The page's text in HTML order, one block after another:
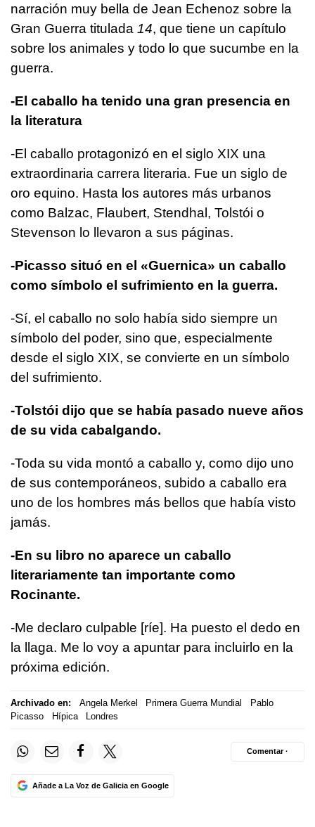
narración muy bella de Jean Echenoz sobre la
Gran Guerra titulada 14, que tiene un capítulo
sobre los animales y todo lo que sucumbe en la
guerra.
-El caballo ha tenido una gran presencia en
la literatura
-El caballo protagonizó en el siglo XIX una
extraordinaria carrera literaria. Fue un siglo de
oro equino. Hasta los autores más urbanos
como Balzac, Flaubert, Stendhal, Tolstói o
Stevenson lo llevaron a sus páginas.
-Picasso situó en el «Guernica» un caballo
como símbolo el sufrimiento en la guerra.
-Sí, el caballo no solo había sido siempre un
símbolo del poder, sino que, especialmente
desde el siglo XIX, se convierte en un símbolo
del sufrimiento.
-Tolstói dijo que se había pasado nueve años
de su vida cabalgando.
-Toda su vida montó a caballo y, como dijo uno
de sus contemporáneos, subido a caballo era
uno de los hombres más bellos que había visto
jamás.
-En su libro no aparece un caballo
literariamente tan importante como
Rocinante.
-Me declaro culpable [ríe]. Ha puesto el dedo en
la llaga. Me lo voy a apuntar para incluirlo en la
próxima edición.
Archivado en: Angela Merkel Primera Guerra Mundial
Pablo
Picasso
Hípica Londres
Añade a La Voz de Galicia en Google
Comentar ·